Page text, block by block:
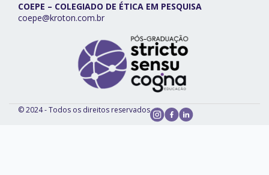
COEPE – COLEGIADO DE ÉTICA EM PESQUISA
coepe@kroton.com.br
© 2024 - Todos os direitos reservados